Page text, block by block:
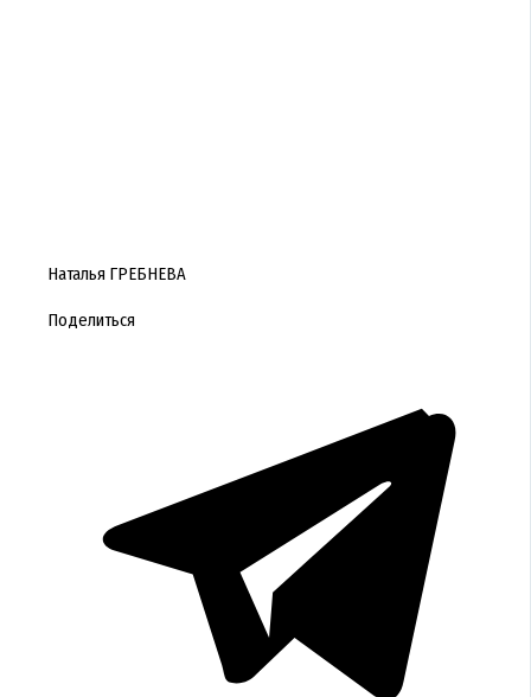
Наталья ГРЕБНЕВА
Поделиться